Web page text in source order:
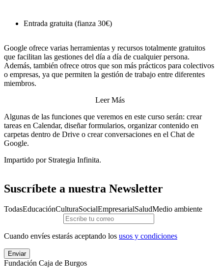
Entrada gratuita (fianza 30€)
Google ofrece varias herramientas y recursos totalmente gratuitos
que facilitan las gestiones del día a día de cualquier persona.
Además, también ofrece otros que son más prácticos para colectivos
o empresas, ya que permiten la gestión de trabajo entre diferentes
miembros.
Leer Más
Algunas de las funciones que veremos en este curso serán: crear
tareas en Calendar, diseñar formularios, organizar contenido en
carpetas dentro de Drive o crear conversaciones en el Chat de
Google.
Impartido por Strategia Infinita.
Suscríbete a nuestra Newsletter
TodasEducaciónCulturaSocialEmpresarialSaludMedio ambiente
Cuando envíes estarás aceptando los usos y condiciones
Enviar
Fundación Caja de Burgos